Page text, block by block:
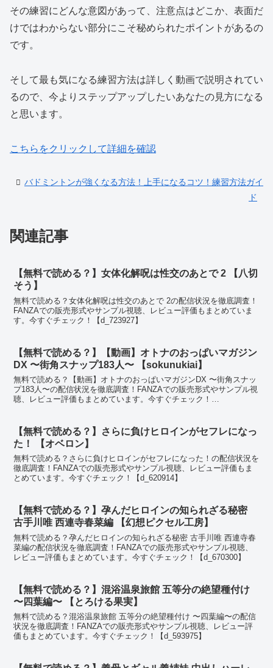
その練習にどんな意図があって、注意点はどこか、表面だ
けではわからない部分にこそ秘められたポイントがあるの
です。
そして最も気になる練習方法は詳しく動画で説明されてい
るので、今よりステップアップしたいあなたの見方になる
と思います。
こちらをクリックして詳細を確認
バドミントンが強くなる方法！上手になるコツ！練習方法ガイ
ド
関連記事
【無料で読める？】女体化解呪は性交のあとで 2 【八切
そう】
無料で読める？女体化解呪は性交のあとで 2の配信状況を徹底調査！
FANZAでの販売形式やサンプル視聴、レビュー評価もまとめていま
す。今すぐチェック！【d_723927】
【無料で読める？】【動画】オトナのおっぱいマガジン
DX 〜街角スナップ183人〜 【sokunukiai】
無料で読める？【動画】オトナのおっぱいマガジンDX 〜街角スナッ
プ183人〜の配信状況を徹底調査！FANZAでの販売形式やサンプル視
聴、レビュー評価もまとめています。今すぐチェック！
【無料で読める？】さらに負けヒロインがセフレになっ
た！ 【オベロン】
無料で読める？さらに負けヒロインがセフレになった！の配信状況を
徹底調査！FANZAでの販売形式やサンプル視聴、レビュー評価もま
とめています。今すぐチェック！【d_620914】
【無料で読める？】孕んだヒロインの知られざる秘密
古手川唯 西連寺春菜編 【幻想ピクセル工房】
無料で読める？孕んだヒロインの知られざる秘密 古手川唯 西連寺春
菜編の配信状況を徹底調査！FANZAでの販売形式やサンプル視聴、
レビュー評価もまとめています。今すぐチェック！【d_670300】
【無料で読める？】混浴温泉旅館 五等分の絶望種付け
〜四葉編〜 【とろける果実】
無料で読める？混浴温泉旅館 五等分の絶望種付け 〜四葉編〜の配信
状況を徹底調査！FANZAでの販売形式やサンプル視聴、レビュー評
価もまとめています。今すぐチェック！【d_593975】